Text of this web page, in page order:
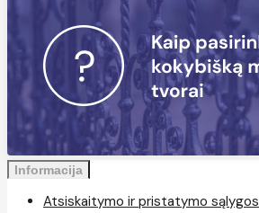
Informacija
Atsiskaitymo ir pristatymo sąlygos